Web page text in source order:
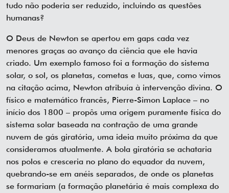
tudo não poderia ser reduzido, incluindo as questões
humanas?
O Deus de Newton se apertou em gaps cada vez
menores graças ao avanço da ciência que ele havia
criado. Um exemplo famoso foi a formação do sistema
solar, o sol, os planetas, cometas e luas, que, como vimos
na citação acima, Newton atribuía à intervenção divina. O
físico e matemático francês, Pierre-Simon Laplace – no
início dos 1800 – propôs uma origem puramente física do
sistema solar baseada na contração de uma grande
nuvem de gás giratória, uma ideia muito próxima da que
consideramos atualmente. A bola giratória se achataria
nos polos e cresceria no plano do equador da nuvem,
quebrando-se em anéis separados, de onde os planetas
se formariam (a formação planetária é mais complexa do